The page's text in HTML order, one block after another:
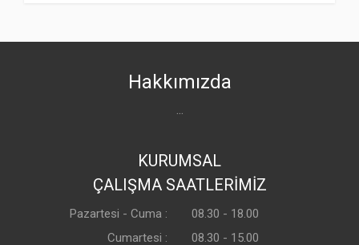
Hakkımızda
...
KURUMSAL
ÇALIŞMA SAATLERİMİZ
Pazartesi - Cuma :
Cumartesi :
08.30 - 18.00
08.30 - 15.00